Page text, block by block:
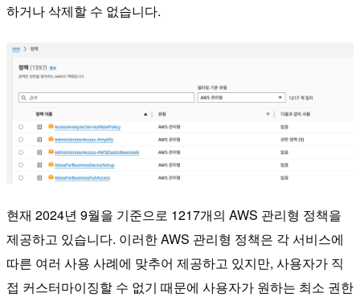
하거나 삭제할 수 없습니다.
현재 2024년 9월을 기준으로 1217개의 AWS 관리형 정책을
제공하고 있습니다. 이러한 AWS 관리형 정책은 각 서비스에
따른 여러 사용 사례에 맞추어 제공하고 있지만, 사용자가 직
접 커스터마이징할 수 없기 때문에 사용자가 원하는 최소 권한